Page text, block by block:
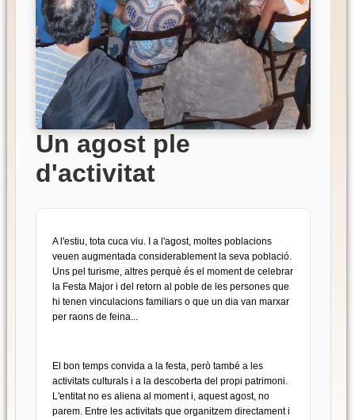
Un agost ple
d'activitat
A l'estiu, tota cuca viu. I a l'agost, moltes poblacions
veuen augmentada considerablement la seva població.
Uns pel turisme, altres perquè és el moment de celebrar
la Festa Major i del retorn al poble de les persones que
hi tenen vinculacions familiars o que un dia van marxar
per raons de feina...
El bon temps convida a la festa, però també a les
activitats culturals i a la descoberta del propi patrimoni.
L'entitat no es aliena al moment i, aquest agost, no
parem. Entre les activitats que organitzem directament i